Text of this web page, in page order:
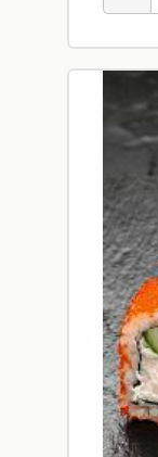
Закуски
Топпинги